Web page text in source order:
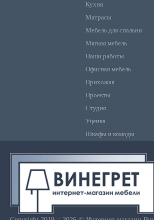
Кухня
Матрасы
Мебель для спальни
Мягкая мебель
Наши работы
Офисная мебель
Прихожая
Проекты
Студия
Уценка
Шкафы и комоды